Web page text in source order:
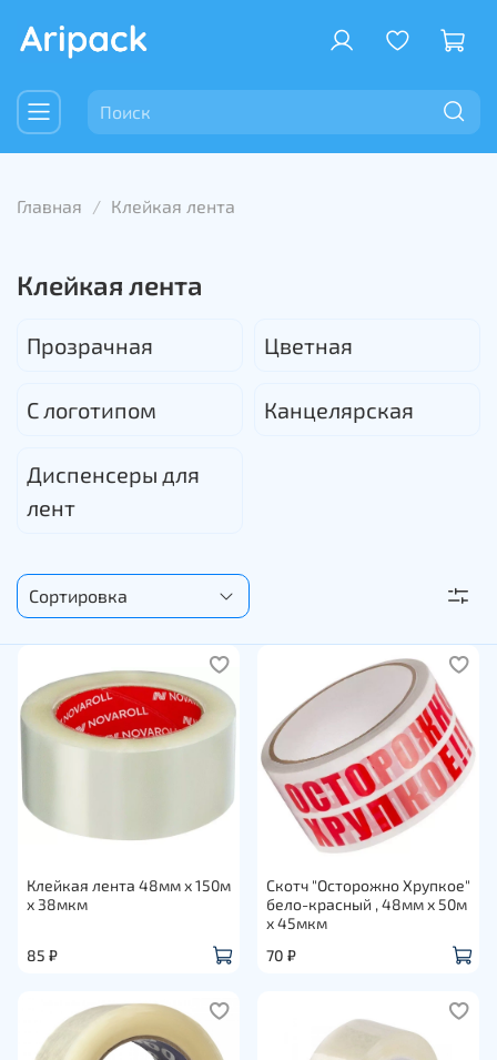
Главная Клейкая лента
Клейкая лента
Прозрачная Цветная
С логотипом Канцелярская
Диспенсеры для
лент
Клейкая лента 48мм х 150м
х 38мкм
85 ₽
Скотч "Осторожно Хрупкое"
бело-красный , 48мм х 50м
х 45мкм
70 ₽